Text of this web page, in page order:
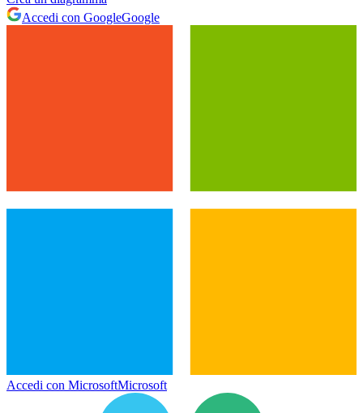
Accedi con GoogleGoogle
Accedi con MicrosoftMicrosoft